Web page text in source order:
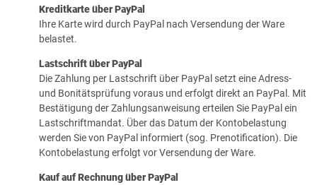
Kreditkarte über PayPal
Ihre Karte wird durch PayPal nach Versendung der Ware
belastet.
Lastschrift über PayPal
Die Zahlung per Lastschrift über PayPal setzt eine Adress-
und Bonitätsprüfung voraus und erfolgt direkt an PayPal. Mit
Bestätigung der Zahlungsanweisung erteilen Sie PayPal ein
Lastschriftmandat. Über das Datum der Kontobelastung
werden Sie von PayPal informiert (sog. Prenotification). Die
Kontobelastung erfolgt vor Versendung der Ware.
Kauf auf Rechnung über PayPal